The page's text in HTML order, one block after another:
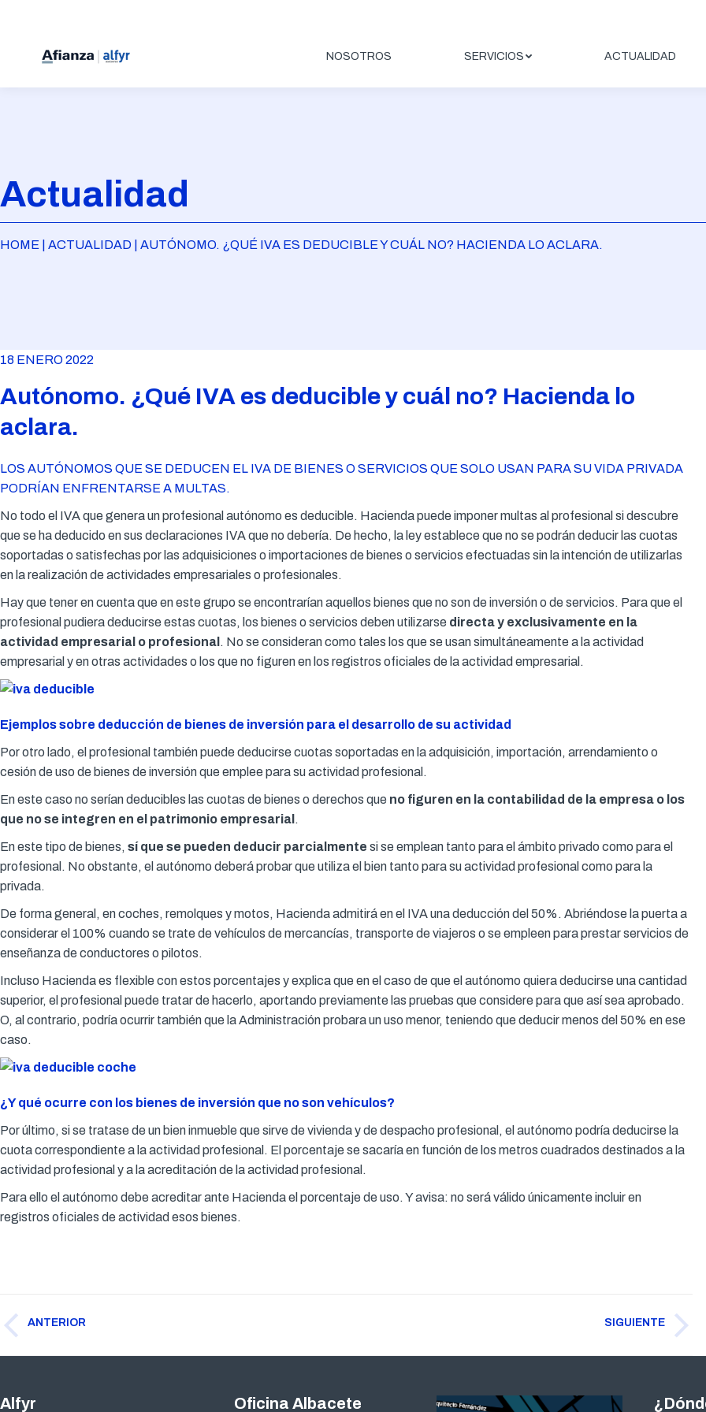
NOSOTROS SERVICIOS ACTUALIDAD
Actualidad
HOME | ACTUALIDAD | AUTÓNOMO. ¿QUÉ IVA ES DEDUCIBLE Y CUÁL NO? HACIENDA LO ACLARA.
18 ENERO 2022
Autónomo. ¿Qué IVA es deducible y cuál no? Hacienda lo
aclara.
LOS AUTÓNOMOS QUE SE DEDUCEN EL IVA DE BIENES O SERVICIOS QUE SOLO USAN PARA SU VIDA PRIVADA
PODRÍAN ENFRENTARSE A MULTAS.
No todo el IVA que genera un profesional autónomo es deducible. Hacienda puede imponer multas al profesional si descubre
que se ha deducido en sus declaraciones IVA que no debería. De hecho, la ley establece que no se podrán deducir las cuotas
soportadas o satisfechas por las adquisiciones o importaciones de bienes o servicios efectuadas sin la intención de utilizarlas
en la realización de actividades empresariales o profesionales.
Hay que tener en cuenta que en este grupo se encontrarían aquellos bienes que no son de inversión o de servicios. Para que el
profesional pudiera deducirse estas cuotas, los bienes o servicios deben utilizarse directa y exclusivamente en la
actividad empresarial o profesional . No se consideran como tales los que se usan simultáneamente a la actividad
empresarial y en otras actividades o los que no figuren en los registros oficiales de la actividad empresarial.
Ejemplos sobre deducción de bienes de inversión para el desarrollo de su actividad
Por otro lado, el profesional también puede deducirse cuotas soportadas en la adquisición, importación, arrendamiento o
cesión de uso de bienes de inversión que emplee para su actividad profesional.
En este caso no serían deducibles las cuotas de bienes o derechos que no figuren en la contabilidad de la empresa o los
que no se integren en el patrimonio empresarial .
En este tipo de bienes, sí que se pueden deducir parcialmente si se emplean tanto para el ámbito privado como para el
profesional. No obstante, el autónomo deberá probar que utiliza el bien tanto para su actividad profesional como para la
privada.
De forma general, en coches, remolques y motos, Hacienda admitirá en el IVA una deducción del 50%. Abriéndose la puerta a
considerar el 100% cuando se trate de vehículos de mercancías, transporte de viajeros o se empleen para prestar servicios de
enseñanza de conductores o pilotos.
Incluso Hacienda es flexible con estos porcentajes y explica que en el caso de que el autónomo quiera deducirse una cantidad
superior, el profesional puede tratar de hacerlo, aportando previamente las pruebas que considere para que así sea aprobado.
O, al contrario, podría ocurrir también que la Administración probara un uso menor, teniendo que deducir menos del 50% en ese
caso.
¿Y qué ocurre con los bienes de inversión que no son vehículos?
Por último, si se tratase de un bien inmueble que sirve de vivienda y de despacho profesional, el autónomo podría deducirse la
cuota correspondiente a la actividad profesional. El porcentaje se sacaría en función de los metros cuadrados destinados a la
actividad profesional y a la acreditación de la actividad profesional.
Para ello el autónomo debe acreditar ante Hacienda el porcentaje de uso. Y avisa: no será válido únicamente incluir en
registros oficiales de actividad esos bienes.
entreANTERIOR
anterior:
SIGUIENTE
siguiente:
Alfyr Oficina Albacete